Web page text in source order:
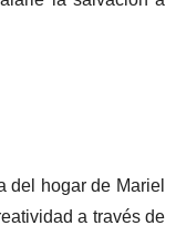
del hogar de Mariel
a través de